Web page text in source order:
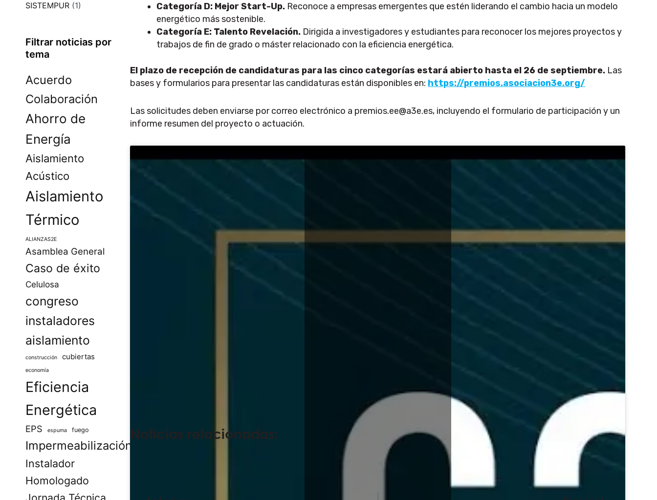
SISTEMPUR (1)
Filtrar noticias por
tema
Acuerdo
Colaboración
Ahorro de
Energía
Aislamiento
Acústico
Aislamiento
Térmico
ALIANZAS2E
Asamblea General
Caso de éxito
Celulosa
congreso
instaladores
aislamiento
construcción cubiertas
economía
Eficiencia
Energética
EPS espuma fuego
Impermeabilización
Instalador
Homologado
Categoría D: Mejor Start-Up. Reconoce a empresas emergentes que estén liderando el cambio hacia un modelo
energético más sostenible.
Categoría E: Talento Revelación. Dirigida a investigadores y estudiantes para reconocer los mejores proyectos y
trabajos de fin de grado o máster relacionado con la eficiencia energética.
El plazo de recepción de candidaturas para las cinco categorías estará abierto hasta el 26 de septiembre. Las
bases y formularios para presentar las candidaturas están disponibles en: https://premios.asociacion3e.org/
Las solicitudes deben enviarse por correo electrónico a premios.ee@a3e.es, incluyendo el formulario de participación y un
informe resumen del proyecto o actuación.
Noticias relacionadas: